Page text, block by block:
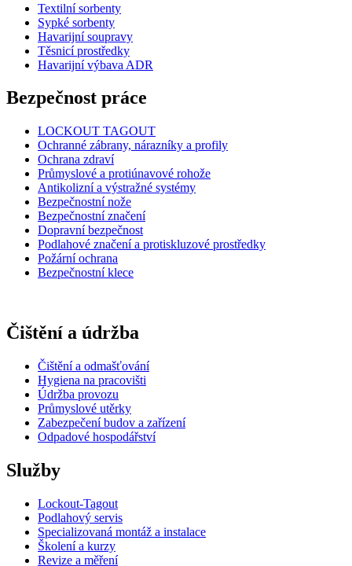
Textilní sorbenty
Sypké sorbenty
Havarijní soupravy
Těsnicí prostředky
Havarijní výbava ADR
Bezpečnost práce
LOCKOUT TAGOUT
Ochranné zábrany, nárazníky a profily
Ochrana zdraví
Průmyslové a protiúnavové rohože
Antikolizní a výstražné systémy
Bezpečnostní nože
Bezpečnostní značení
Dopravní bezpečnost
Podlahové značení a protiskluzové prostředky
Požární ochrana
Bezpečnostní klece
Čištění a údržba
Čištění a odmašťování
Hygiena na pracovišti
Údržba provozu
Průmyslové utěrky
Zabezpečení budov a zařízení
Odpadové hospodářství
Služby
Lockout-Tagout
Podlahový servis
Specializovaná montáž a instalace
Školení a kurzy
Revize a měření